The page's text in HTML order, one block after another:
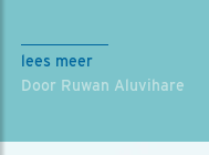
lees meer
Door Ruwan Aluvihare